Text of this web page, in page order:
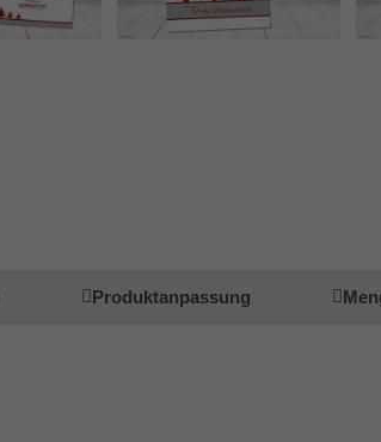
Produktanpassung